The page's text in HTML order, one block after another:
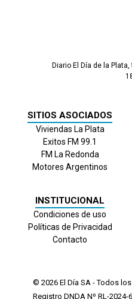
Diario El Día de la
SITIOS ASOCIADOS
Viviendas La Plata
Exitos FM 99.1
FM La Redonda
Motores Argentinos
INSTITUCIONAL
Condiciones de uso
Políticas de Privacidad
Contacto
© 2026 El Día SA - Todos
Registro DNDA Nº RL-